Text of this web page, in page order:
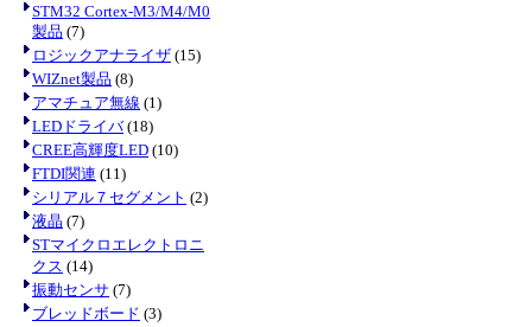
STM32 Cortex-M3/M4/M0
製品 (7)
ロジックアナライザ (15)
WIZnet製品 (8)
アマチュア無線 (1)
LEDドライバ(18)
CREE高輝度LED (10)
FTDI関連 (11)
シリアル７セグメント (2)
液晶 (7)
STマイクロエレクトロニ
クス (14)
振動センサ (7)
ブレッドボード (3)